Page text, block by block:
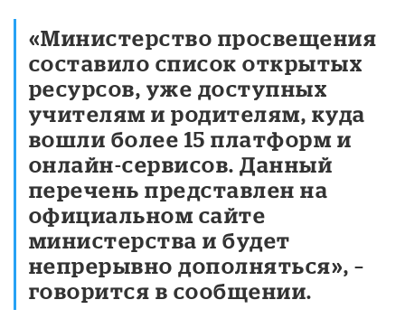
«Министерство просвещения
составило список открытых
ресурсов, уже доступных
учителям и родителям, куда
вошли более 15 платформ и
онлайн-сервисов. Данный
перечень представлен на
официальном сайте
министерства и будет
непрерывно дополняться», –
говорится в сообщении.